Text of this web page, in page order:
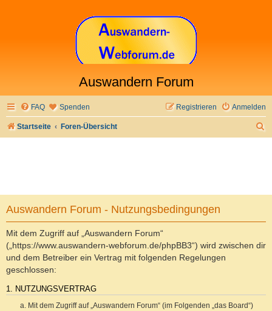
Auswandern Forum
FAQ Spenden Anmelden
Registrieren
Startseite Foren-Übersicht
Auswandern Forum - Nutzungsbedingungen
Mit dem Zugriff auf „Auswandern Forum“
(„https://www.auswandern-webforum.de/phpBB3“) wird zwischen dir
und dem Betreiber ein Vertrag mit folgenden Regelungen
geschlossen:
1. NUTZUNGSVERTRAG
Mit dem Zugriff auf „Auswandern Forum“ (im Folgenden „das Board“)